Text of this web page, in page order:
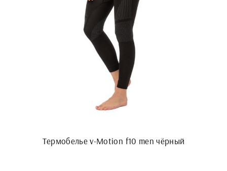
Термобелье v-Motion f10 men чёрный